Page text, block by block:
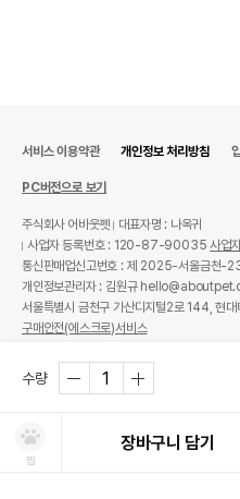
수량
찜
장바구니 담기
서비스 이용약관 개인정보 처리방침
PC버전으로 보기
주식회사 어바웃펫
대표자명 : 나옥귀
사업자 등록번호 : 120-87-90035사업
통신판매업신고번호 : 제 2025-서울금천-
개인정보관리자 : 김원규
서울특별시 금천구 가산디지털2로 144, 현
구매안전(에스크로)서비스